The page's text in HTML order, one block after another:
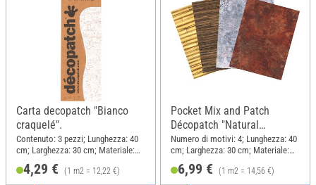
Carta decopatch "Bianco
craquelé".
Contenuto: 3 pezzi; Lunghezza: 40
cm; Larghezza: 30 cm; Materiale:
4,29 € (1 m2 = 12,22 €)
Pocket Mix and Patch
Décopatch "Natural
Materials"
Numero di motivi: 4; Lunghezza: 40
cm; Larghezza: 30 cm; Materiale:
6,99 € (1 m2 = 14,56 €)